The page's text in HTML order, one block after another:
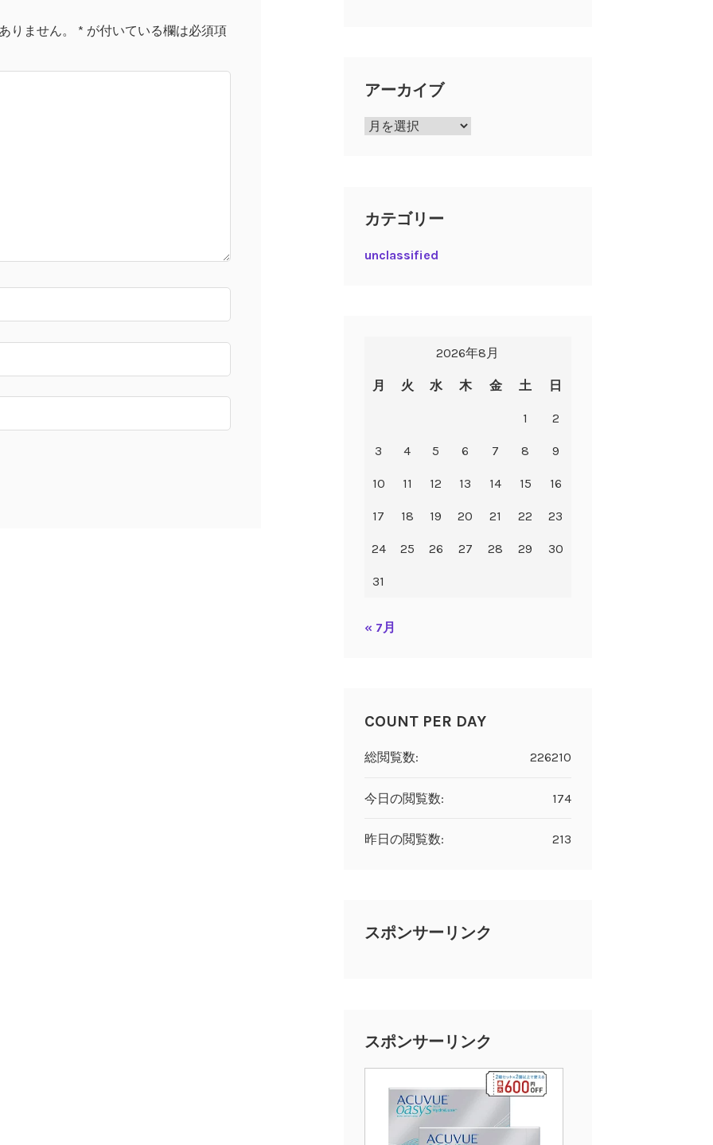
りません。 * が付いている欄は必須項
アーカイブ
ア
カテゴリー
unclassified
2026年8月
月 火 水 木 金 土 日
1 2
3 4 5 6 7 8 9
10 11 12 13 14 15 16
17 18 19 20 21 22 23
24 25 26 27 28 29 30
31
« 7月
COUNT PER DAY
226210
総閲覧数:
174
今日の閲覧数:
213
昨日の閲覧数:
スポンサーリンク
スポンサーリンク